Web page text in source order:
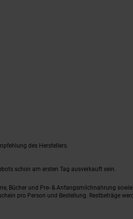
des Herstellers.
schon am ersten Tag ausverkauft sein.
Bücher und Pre- & Anfangsmilchnahrung
pro Person und Bestellung. Restbeträge